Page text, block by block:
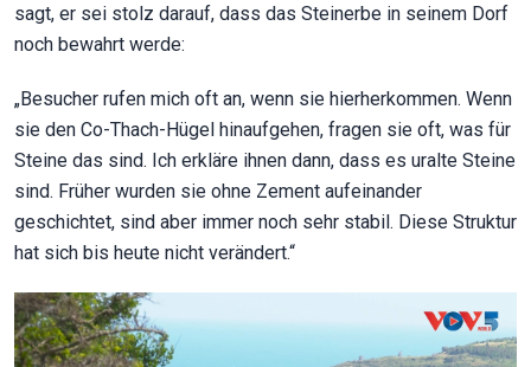
sagt, er sei stolz darauf, dass das Steinerbe in seinem Dorf
noch bewahrt werde:
„Besucher rufen mich oft an, wenn sie hierherkommen. Wenn
sie den Co-Thach-Hügel hinaufgehen, fragen sie oft, was für
Steine das sind. Ich erkläre ihnen dann, dass es uralte Steine
sind. Früher wurden sie ohne Zement aufeinander
geschichtet, sind aber immer noch sehr stabil. Diese Struktur
hat sich bis heute nicht verändert.“